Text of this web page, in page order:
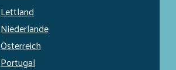
Lettland
Niederlande
Österreich
Portugal